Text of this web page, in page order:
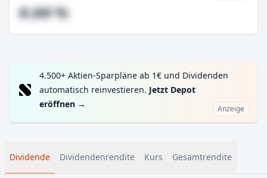
#,## %
4.500+ Aktien-Sparpläne ab 1€ und Dividenden
automatisch reinvestieren. Jetzt Depot
eröffnen → Anzeige
Dividende Dividendenrendite Kurs Gesamtrendite